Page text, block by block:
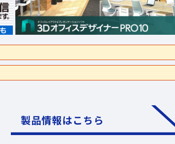
製品情報はこちら